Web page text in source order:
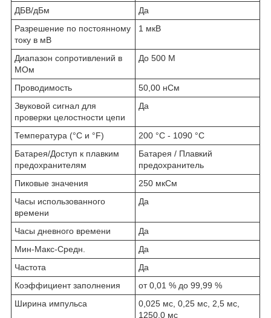
ДБВ/дБм
Да
Разрешение по постоянному
току в мВ
1 мкВ
Диапазон сопротивлений в
МОм
До 500 M
Проводимость
50,00 нСм
Звуковой сигнал для
проверки целостности цепи
Да
Температура (°C и °F)
200 °C - 1090 °C
Батарея/Доступ к плавким
предохранителям
Батарея / Плавкий
предохранитель
Пиковые значения
250 мкСм
Часы использованного
времени
Да
Часы дневного времени
Да
Мин-Макс-Средн.
Да
Частота
Да
Коэффициент заполнения
от 0,01 % до 99,99 %
Ширина импульса
0,025 мс, 0,25 мс, 2,5 мс,
1250,0 мс